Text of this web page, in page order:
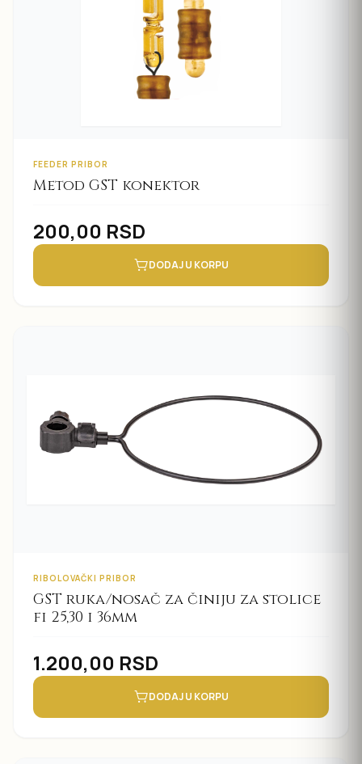
FEEDER PRIBOR
Metod GST konektor
200,00 RSD
DODAJ U KORPU
RIBOLOVAČKI PRIBOR
GST ruka/nosač za činiju za stolice
fi 25,30 i 36mm
1.200,00 RSD
DODAJ U KORPU